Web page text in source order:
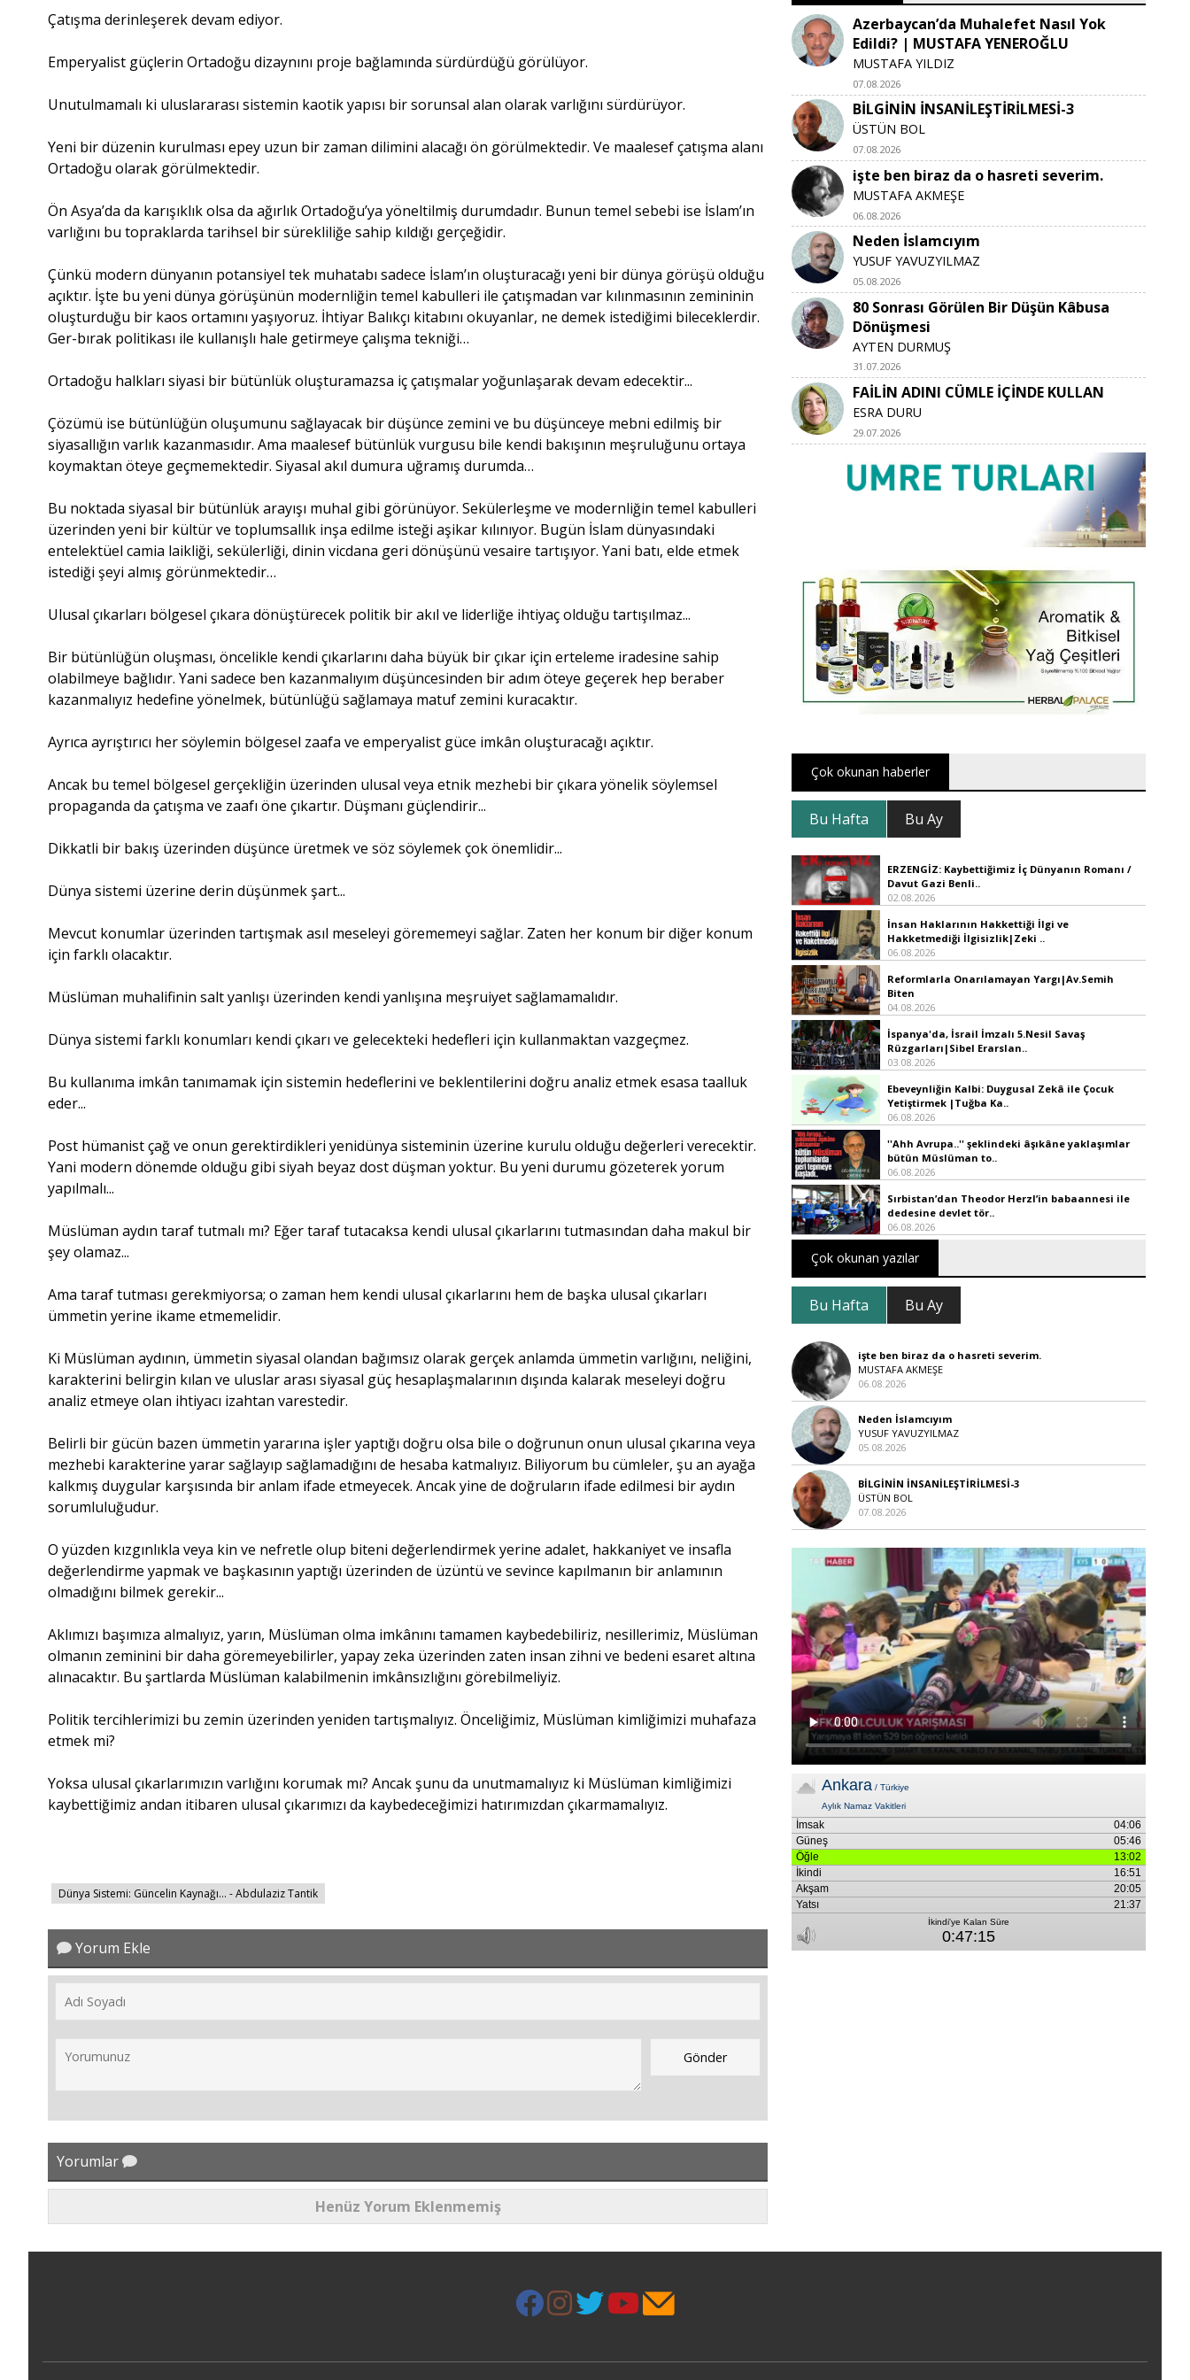
Çatışma derinleşerek devam ediyor.
Emperyalist güçlerin Ortadoğu dizaynını proje bağlamında sürdürdüğü görülüyor.
Unutulmamalı ki uluslararası sistemin kaotik yapısı bir sorunsal alan olarak varlığını sürdürüyor.
Yeni bir düzenin kurulması epey uzun bir zaman dilimini alacağı ön görülmektedir. Ve maalesef çatışma alanı
Ortadoğu olarak görülmektedir.
Ön Asya’da da karışıklık olsa da ağırlık Ortadoğu’ya yöneltilmiş durumdadır. Bunun temel sebebi ise İslam’ın
varlığını bu topraklarda tarihsel bir sürekliliğe sahip kıldığı gerçeğidir.
Çünkü modern dünyanın potansiyel tek muhatabı sadece İslam’ın oluşturacağı yeni bir dünya görüşü olduğu
açıktır. İşte bu yeni dünya görüşünün modernliğin temel kabulleri ile çatışmadan var kılınmasının zemininin
oluşturduğu bir kaos ortamını yaşıyoruz. İhtiyar Balıkçı kitabını okuyanlar, ne demek istediğimi bileceklerdir.
Ger-bırak politikası ile kullanışlı hale getirmeye çalışma tekniği…
Ortadoğu halkları siyasi bir bütünlük oluşturamazsa iç çatışmalar yoğunlaşarak devam edecektir...
Çözümü ise bütünlüğün oluşumunu sağlayacak bir düşünce zemini ve bu düşünceye mebni edilmiş bir
siyasallığın varlık kazanmasıdır. Ama maalesef bütünlük vurgusu bile kendi bakışının meşruluğunu ortaya
koymaktan öteye geçmemektedir. Siyasal akıl dumura uğramış durumda…
Bu noktada siyasal bir bütünlük arayışı muhal gibi görünüyor. Sekülerleşme ve modernliğin temel kabulleri
üzerinden yeni bir kültür ve toplumsallık inşa edilme isteği aşikar kılınıyor. Bugün İslam dünyasındaki
entelektüel camia laikliği, sekülerliği, dinin vicdana geri dönüşünü vesaire tartışıyor. Yani batı, elde etmek
istediği şeyi almış görünmektedir…
Ulusal çıkarları bölgesel çıkara dönüştürecek politik bir akıl ve liderliğe ihtiyaç olduğu tartışılmaz...
Bir bütünlüğün oluşması, öncelikle kendi çıkarlarını daha büyük bir çıkar için erteleme iradesine sahip
olabilmeye bağlıdır. Yani sadece ben kazanmalıyım düşüncesinden bir adım öteye geçerek hep beraber
kazanmalıyız hedefine yönelmek, bütünlüğü sağlamaya matuf zemini kuracaktır.
Ayrıca ayrıştırıcı her söylemin bölgesel zaafa ve emperyalist güce imkân oluşturacağı açıktır.
Ancak bu temel bölgesel gerçekliğin üzerinden ulusal veya etnik mezhebi bir çıkara yönelik söylemsel
propaganda da çatışma ve zaafı öne çıkartır. Düşmanı güçlendirir...
Dikkatli bir bakış üzerinden düşünce üretmek ve söz söylemek çok önemlidir...
Dünya sistemi üzerine derin düşünmek şart...
Mevcut konumlar üzerinden tartışmak asıl meseleyi görememeyi sağlar. Zaten her konum bir diğer konum
için farklı olacaktır.
Müslüman muhalifinin salt yanlışı üzerinden kendi yanlışına meşruiyet sağlamamalıdır.
Dünya sistemi farklı konumları kendi çıkarı ve gelecekteki hedefleri için kullanmaktan vazgeçmez.
Bu kullanıma imkân tanımamak için sistemin hedeflerini ve beklentilerini doğru analiz etmek esasa taalluk
eder...
Post hümanist çağ ve onun gerektirdikleri yenidünya sisteminin üzerine kurulu olduğu değerleri verecektir.
Yani modern dönemde olduğu gibi siyah beyaz dost düşman yoktur. Bu yeni durumu gözeterek yorum
yapılmalı...
Müslüman aydın taraf tutmalı mı? Eğer taraf tutacaksa kendi ulusal çıkarlarını tutmasından daha makul bir
şey olamaz...
Ama taraf tutması gerekmiyorsa; o zaman hem kendi ulusal çıkarlarını hem de başka ulusal çıkarları
ümmetin yerine ikame etmemelidir.
Ki Müslüman aydının, ümmetin siyasal olandan bağımsız olarak gerçek anlamda ümmetin varlığını, neliğini,
karakterini belirgin kılan ve uluslar arası siyasal güç hesaplaşmalarının dışında kalarak meseleyi doğru
analiz etmeye olan ihtiyacı izahtan varestedir.
Belirli bir gücün bazen ümmetin yararına işler yaptığı doğru olsa bile o doğrunun onun ulusal çıkarına veya
mezhebi karakterine yarar sağlayıp sağlamadığını de hesaba katmalıyız. Biliyorum bu cümleler, şu an ayağa
kalkmış duygular karşısında bir anlam ifade etmeyecek. Ancak yine de doğruların ifade edilmesi bir aydın
sorumluluğudur.
O yüzden kızgınlıkla veya kin ve nefretle olup biteni değerlendirmek yerine adalet, hakkaniyet ve insafla
değerlendirme yapmak ve başkasının yaptığı üzerinden de üzüntü ve sevince kapılmanın bir anlamının
olmadığını bilmek gerekir...
Aklımızı başımıza almalıyız, yarın, Müslüman olma imkânını tamamen kaybedebiliriz, nesillerimiz, Müslüman
olmanın zeminini bir daha göremeyebilirler, yapay zeka üzerinden zaten insan zihni ve bedeni esaret altına
alınacaktır. Bu şartlarda Müslüman kalabilmenin imkânsızlığını görebilmeliyiz.
Politik tercihlerimizi bu zemin üzerinden yeniden tartışmalıyız. Önceliğimiz, Müslüman kimliğimizi muhafaza
etmek mi?
Yoksa ulusal çıkarlarımızın varlığını korumak mı? Ancak şunu da unutmamalıyız ki Müslüman kimliğimizi
kaybettiğimiz andan itibaren ulusal çıkarımızı da kaybedeceğimizi hatırımızdan çıkarmamalıyız.
Dünya Sistemi: Güncelin Kaynağı… - Abdulaziz Tantik
Yorum Ekle
Yorumlar
Henüz Yorum Eklenmemiş
Azerbaycan’da Muhalefet Nasıl Yok
Edildi? | MUSTAFA YENEROĞLU
MUSTAFA YILDIZ
07.08.2026
BİLGİNİN İNSANİLEŞTİRİLMESİ-3
ÜSTÜN BOL
07.08.2026
işte ben biraz da o hasreti severim.
MUSTAFA AKMEŞE
06.08.2026
Neden İslamcıyım
YUSUF YAVUZYILMAZ
05.08.2026
80 Sonrası Görülen Bir Düşün Kâbusa
Dönüşmesi
AYTEN DURMUŞ
31.07.2026
FAİLİN ADINI CÜMLE İÇİNDE KULLAN
ESRA DURU
29.07.2026
Çok okunan haberler
Bu Hafta Bu Ay
ERZENGİZ: Kaybettiğimiz İç Dünyanın Romanı /
Davut Gazi Benli..
02.08.2026
İnsan Haklarının Hakkettiği İlgi ve
Hakketmediği İlgisizlik|Zeki ..
06.08.2026
Reformlarla Onarılamayan Yargı|Av.Semih
Biten
04.08.2026
İspanya'da, İsrail İmzalı 5.Nesil Savaş
Rüzgarları|Sibel Erarslan..
03.08.2026
Ebeveynliğin Kalbi: Duygusal Zekâ ile Çocuk
Yetiştirmek |Tuğba Ka..
06.08.2026
''Ahh Avrupa..'' şeklindeki âşıkâne yaklaşımlar
bütün Müslüman to..
06.08.2026
Sırbistan’dan Theodor Herzl’in babaannesi ile
dedesine devlet tör..
06.08.2026
Çok okunan yazılar
Bu Hafta Bu Ay
işte ben biraz da o hasreti severim.
MUSTAFA AKMEŞE
06.08.2026
Neden İslamcıyım
YUSUF YAVUZYILMAZ
05.08.2026
BİLGİNİN İNSANİLEŞTİRİLMESİ-3
ÜSTÜN BOL
07.08.2026